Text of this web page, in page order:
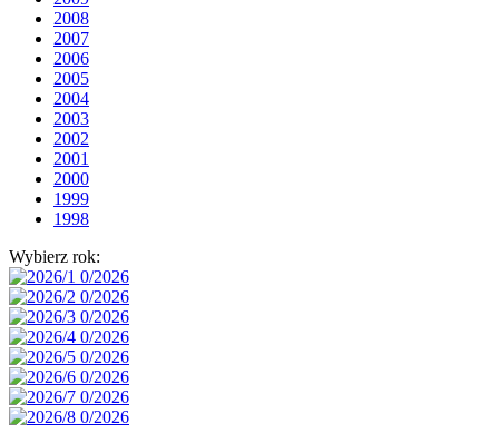
2008
2007
2006
2005
2004
2003
2002
2001
2000
1999
1998
Wybierz rok: